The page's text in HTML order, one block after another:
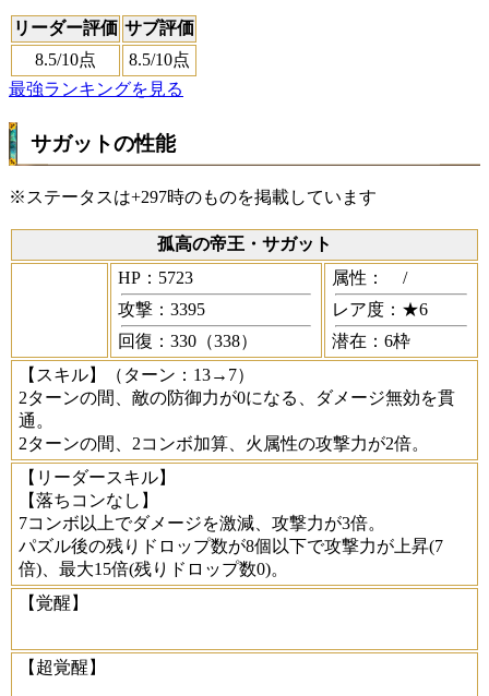
リーダー評価 サブ評価
8.5/10点 8.5/10点
最強ランキングを見る
サガットの性能
※ステータスは+297時のものを掲載しています
孤高の帝王・サガット
HP：5723
攻撃：3395
回復：330（338）
属性：
/
レア度：★6
潜在：6枠
【スキル】
（ターン：13→7）
2ターンの間、敵の防御力が0になる、ダメージ無効を貫
通。
2ターンの間、2コンボ加算、火属性の攻撃力が2倍。
【リーダースキル】
【落ちコンなし】
7コンボ以上でダメージを激減、攻撃力が3倍。
パズル後の残りドロップ数が8個以下で攻撃力が上昇(7
倍)、最大15倍(残りドロップ数0)。
【覚醒】
【超覚醒】